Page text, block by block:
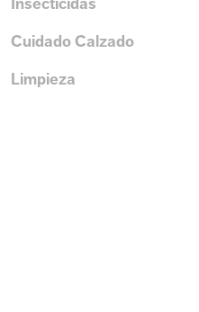
Cuidado Calzado
Limpieza